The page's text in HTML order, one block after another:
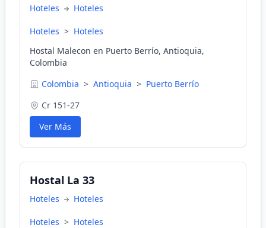
Hoteles Hoteles
Hoteles > Hoteles
Hostal Malecon en Puerto Berrío, Antioquia,
Colombia
Colombia > Antioquia > Puerto Berrío
Cr 151-27
Ver Más
Hostal La 33
Hoteles Hoteles
Hoteles > Hoteles